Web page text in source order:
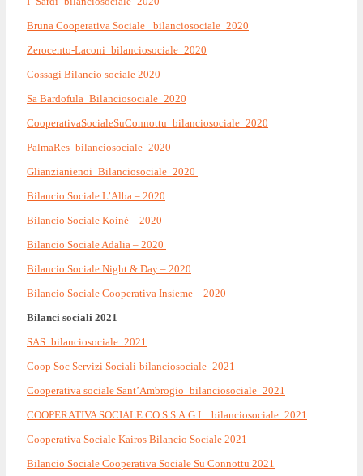
Bruna Cooperativa Sociale _bilanciosociale_2020
Zerocento-Laconi_bilanciosociale_2020
Cossagi Bilancio sociale 2020
Sa Bardofula_Bilanciosociale_2020
CooperativaSocialeSuConnottu_bilanciosociale_2020
PalmaRes_bilanciosociale_2020_
Glianzianienoi_Bilanciosociale_2020
Bilancio Sociale L’Alba – 2020
Bilancio Sociale Koinè – 2020
Bilancio Sociale Adalia – 2020
Bilancio Sociale Night & Day – 2020
Bilancio Sociale Cooperativa Insieme – 2020
Bilanci sociali 2021
SAS_bilanciosociale_2021
Coop Soc Servizi Sociali-bilanciosociale_2021
Cooperativa sociale Sant’Ambrogio_bilanciosociale_2021
COOPERATIVA SOCIALE CO.S.S.A.G.I. _bilanciosociale_2021
Cooperativa Sociale Kairos Bilancio Sociale 2021
Bilancio Sociale Cooperativa Sociale Su Connottu 2021